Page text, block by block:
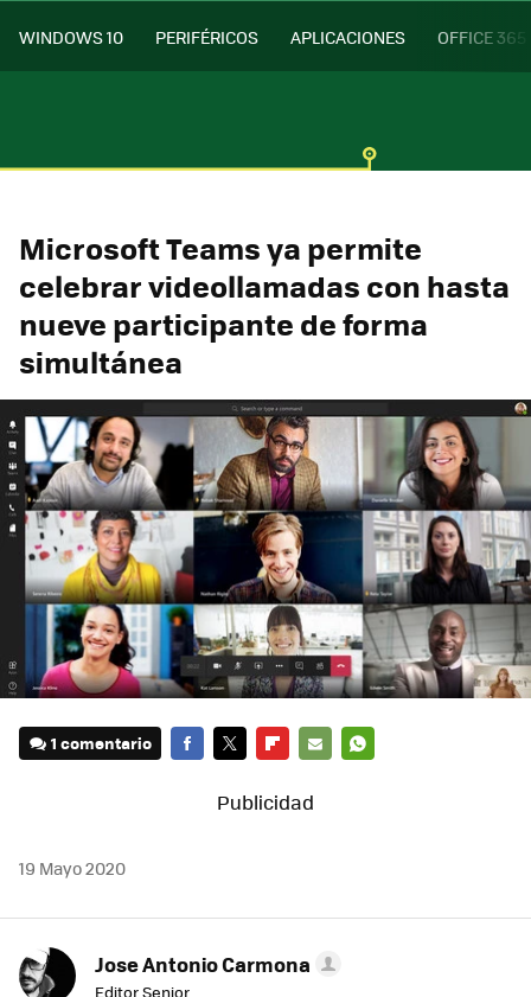
WINDOWS 10 PERIFÉRICOS APLICACIONES OFFICE 365
Microsoft Teams ya permite
celebrar videollamadas con hasta
nueve participante de forma
simultánea
1 comentario
MAIL
19 Mayo 2020
Jose Antonio Carmona
Editor Senior